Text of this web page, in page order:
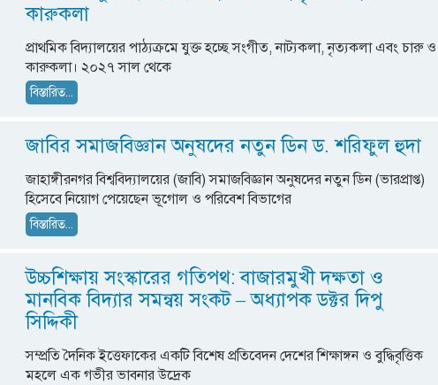
কারুকলা
প্রাথমিক বিদ্যালয়ের পাঠ্যক্রমে যুক্ত হচ্ছে সংগীত, নাট্যকলা, নৃত্যকলা এবং চারু ও
কারুকলা। ২০২৭ সাল থেকে
বিস্তারিত...
জাবির সমাজবিজ্ঞান অনুষদের নতুন ডিন ড. শরিফুল হুদা
জাহাঙ্গীরনগর বিশ্ববিদ্যালয়ের (জাবি) সমাজবিজ্ঞান অনুষদের নতুন ডিন (ভারপ্রাপ্ত)
হিসেবে নিয়োগ পেয়েছেন ভূগোল ও পরিবেশ বিভাগের
বিস্তারিত...
উচ্চশিক্ষায় সংস্কারের গতিপথ: বাজারমুখী দক্ষতা ও
মানবিক বিদ্যার সমন্বয় সংকট – অধ্যাপক ডক্টর দিপু
সিদ্দিকী
সম্প্রতি দৈনিক ইত্তেফাকের একটি বিশেষ প্রতিবেদন দেশের শিক্ষাঙ্গন ও বুদ্ধিবৃত্তিক
মহলে এক গভীর ভাবনার উদ্রেক